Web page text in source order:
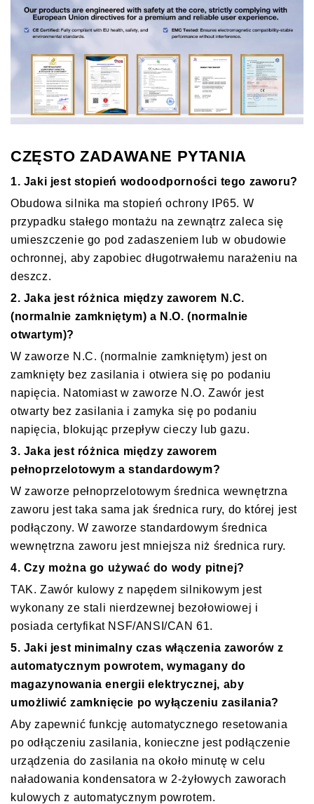
CZĘSTO ZADAWANE PYTANIA
1. Jaki jest stopień wodoodporności tego zaworu?
Obudowa silnika ma stopień ochrony IP65. W
przypadku stałego montażu na zewnątrz zaleca się
umieszczenie go pod zadaszeniem lub w obudowie
ochronnej, aby zapobiec długotrwałemu narażeniu na
deszcz.
2. Jaka jest różnica między zaworem N.C.
(normalnie zamkniętym) a N.O. (normalnie
otwartym)?
W zaworze N.C. (normalnie zamkniętym) jest on
zamknięty bez zasilania i otwiera się po podaniu
napięcia. Natomiast w zaworze N.O. Zawór jest
otwarty bez zasilania i zamyka się po podaniu
napięcia, blokując przepływ cieczy lub gazu.
3. Jaka jest różnica między zaworem
pełnoprzelotowym a standardowym?
W zaworze pełnoprzelotowym średnica wewnętrzna
zaworu jest taka sama jak średnica rury, do której jest
podłączony. W zaworze standardowym średnica
wewnętrzna zaworu jest mniejsza niż średnica rury.
4. Czy można go używać do wody pitnej?
TAK. Zawór kulowy z napędem silnikowym jest
wykonany ze stali nierdzewnej bezołowiowej i
posiada certyfikat NSF/ANSI/CAN 61.
5. Jaki jest minimalny czas włączenia zaworów z
automatycznym powrotem, wymagany do
magazynowania energii elektrycznej, aby
umożliwić zamknięcie po wyłączeniu zasilania?
Aby zapewnić funkcję automatycznego resetowania
po odłączeniu zasilania, konieczne jest podłączenie
urządzenia do zasilania na około minutę w celu
naładowania kondensatora w 2-żyłowych zaworach
kulowych z automatycznym powrotem.